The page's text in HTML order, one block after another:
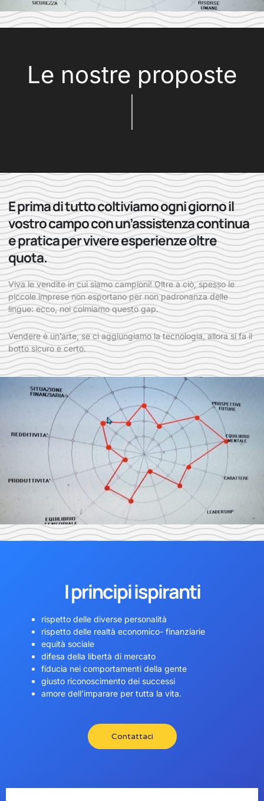
Le nostre proposte
E prima di tutto coltiviamo ogni giorno il
vostro campo con un’assistenza continua
e pratica per vivere esperienze oltre
quota.
Viva le vendite in cui siamo campioni! Oltre a ciò, spesso le
piccole imprese non esportano per non padronanza delle
lingue: ecco, noi colmiamo questo gap.
Vendere è un’arte, se ci aggiungiamo la tecnologia, allora si fa il
botto sicuro e certo.
I principi ispiranti
rispetto delle diverse personalità
rispetto delle realtà economico- finanziarie
equità sociale
difesa della libertà di mercato
fiducia nei comportamenti della gente
giusto riconoscimento dei successi
amore dell’imparare per tutta la vita.
Contattaci